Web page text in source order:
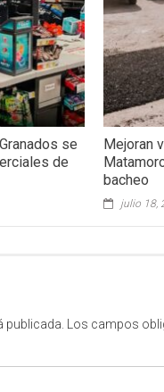
se
de
Mejoran
bacheo
julio 18,
publicada. Los campos